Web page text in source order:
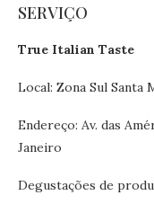
SERVIÇO
True Italian Taste
Local: Zona Sul Santa
Endereço: Av. das
Janeiro
Degustações de